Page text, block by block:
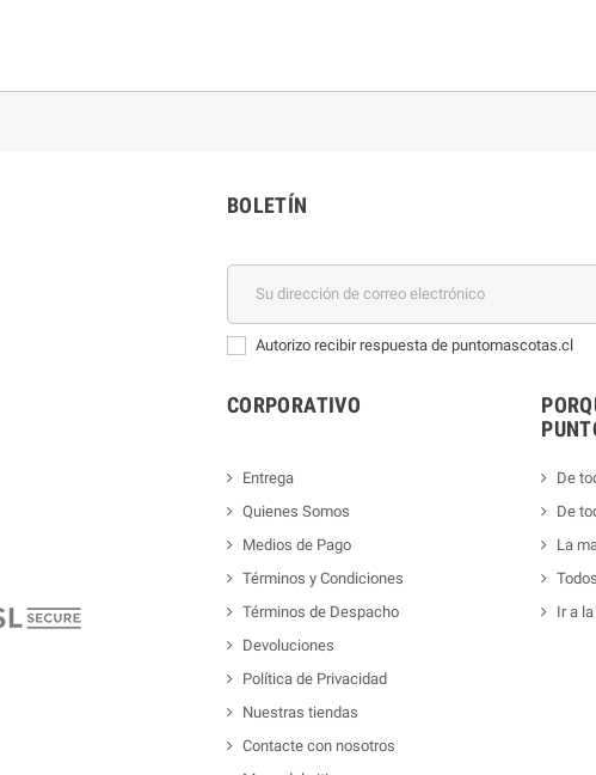
BOLETÍN
Autorizo recibir respuesta de puntomascotas.cl
CORPORATIVO
Entrega
Quienes Somos
Medios de Pago
Términos y Condiciones
Términos de Despacho
Devoluciones
Política de Privacidad
Nuestras tiendas
Contacte con nosotros
De
De
La
Ir a